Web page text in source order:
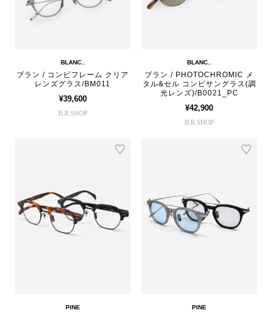
BLANC..
ブラン / コンビフレーム クリア
レンズグラス/BM011
¥39,600
B.R.SHOP
BLANC..
ブラン / PHOTOCHROMIC メ
タル&セル コンビサングラス(調
光レンズ)/B0021_PC
¥42,900
B.R.SHOP
PINE PINE